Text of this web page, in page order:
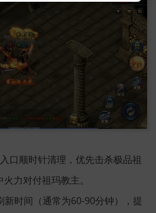
口顺时针清理，优先击杀极品祖
力对付祖玛教主。
新时间（通常为60-90分钟），提